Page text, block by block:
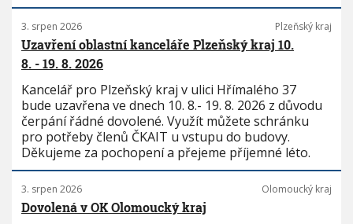
3. srpen 2026 Plzeňský kraj
Uzavření oblastní kanceláře Plzeňský kraj 10.
8. - 19. 8. 2026
Kancelář pro Plzeňský kraj v ulici Hřímalého 37
bude uzavřena ve dnech 10. 8.- 19. 8. 2026 z důvodu
čerpání řádné dovolené. Využít můžete schránku
pro potřeby členů ČKAIT u vstupu do budovy.
Děkujeme za pochopení a přejeme příjemné léto.
3. srpen 2026 Olomoucký kraj
Dovolená v OK Olomoucký kraj